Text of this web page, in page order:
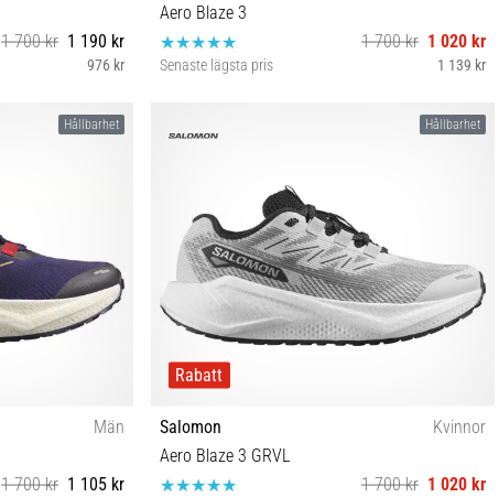
1 700 kr 1 190 kr
976 kr
Aero Blaze 3
1 700 kr 1 020 kr
Senaste lägsta pris 1 139 kr
Hållbarhet
Män
1 700 kr 1 105 kr
Hållbarhet
Rabatt
Salomon
Kvinnor
Aero Blaze 3 GRVL
1 700 kr 1 020 kr